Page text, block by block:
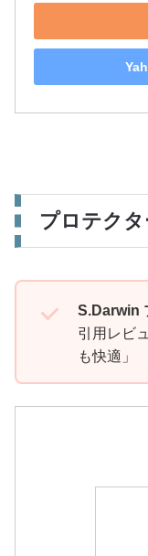
プロテクタ
S.Darwin
引用レビ
も快適」